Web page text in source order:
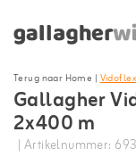
Terug naar Home |
Gallagher
2x400 m
| Artikelnummer: